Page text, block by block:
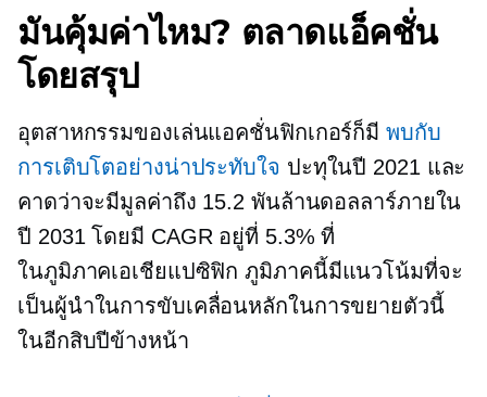
มันคุ้มค่าไหม? ตลาดแอ็คชั่น
โดยสรุป
อุตสาหกรรมของเล่นแอคชั่นฟิกเกอร์ก็มีพบกับ
การเติบโตอย่างน่าประทับใจ ปะทุในปี 2021 และ
คาดว่าจะมีมูลค่าถึง 15.2 พันล้านดอลลาร์ภายใน
ปี 2031 โดยมี CAGR อยู่ที่ 5.3% ที่
ในภูมิภาคเอเชียแปซิฟิก ภูมิภาคนี้มีแนวโน้มที่จะ
เป็นผู้นำในการขับเคลื่อนหลักในการขยายตัวนี้
ในอีกสิบปีข้างหน้า